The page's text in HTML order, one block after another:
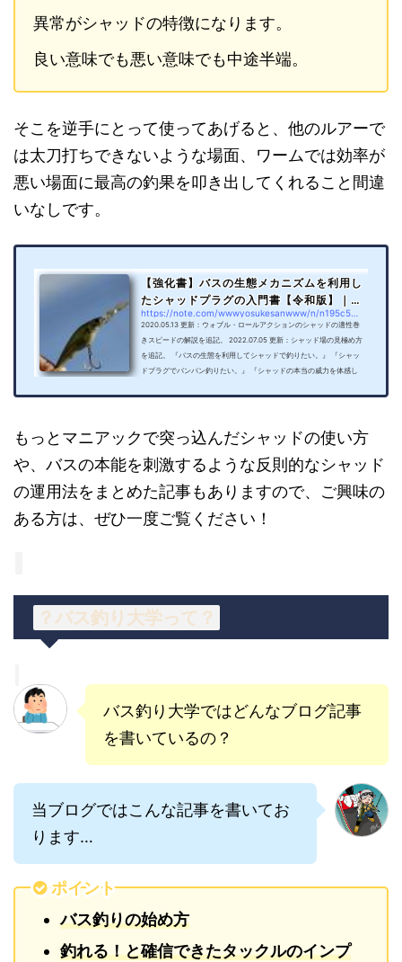
異常がシャッドの特徴になります。
良い意味でも悪い意味でも中途半端。
そこを逆手にとって使ってあげると、他のルアーで
は太刀打ちできないような場面、ワームでは効率が
悪い場面に最高の釣果を叩き出してくれること間違
いなしです。
【強化書】バスの生態メカニズムを利用し
たシャッドプラグの入門書【令和版】｜Y
oU...
2020.05.13 更新：ウォブル・ロールアクションのシャッドの適性巻
きスピードの解説を追記。 2022.07.05 更新：シャッド場の見極め方
を追記。 『バスの生態を利用してシャッドで釣りたい。』 『シャッ
ドプラグでバンバン釣りたい。』 『シャッドの本当の威力を体感し
を送りつつ、サラリーマンという副業をしております。 もう...
もっとマニアックで突っ込んだシャッドの使い方
や、バスの本能を刺激するような反則的なシャッド
の運用法をまとめた記事もありますので、ご興味の
ある方は、ぜひ一度ご覧ください！
？バス釣り大学って？
バス釣り大学ではどんなブログ記事
を書いているの？
当ブログではこんな記事を書いてお
ります…
ポイント
バス釣りの始め方
釣れる！と確信できたタックルのインプ